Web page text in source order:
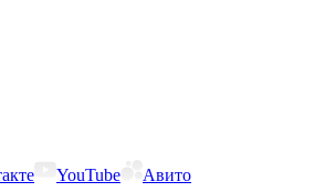
YouTube Авито